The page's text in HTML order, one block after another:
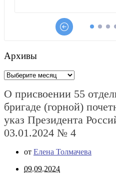
Архивы
Архивы
О присвоении 55
бригаде (горной)
указ Президента
03.01.2024 № 4
от Елена Толмачева
09.09.2024